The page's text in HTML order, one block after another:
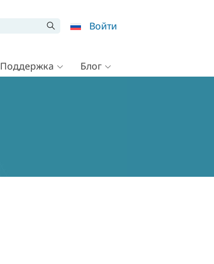
Войти
Поддержка Блог